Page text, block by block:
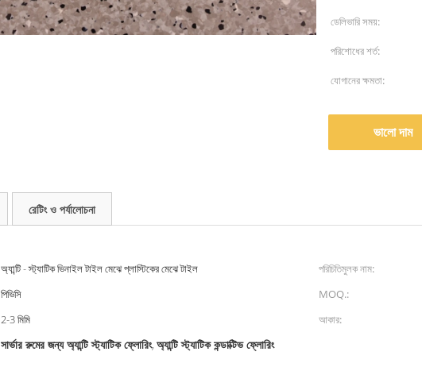
ডেলিভারি সময়:
পরিশোধের শর্ত:
যোগানের ক্ষমতা:
ভালো দাম
রেটিং ও পর্যালোচনা
অ্যান্টি - স্ট্যাটিক ভিনাইল টাইল মেঝে প্লাস্টিকের মেঝে টাইল পরিচিতিমুলক নাম:
পিভিসি MOQ.:
2-3 মিমি আকার:
সার্ভার রুমের জন্য অ্যান্টি স্ট্যাটিক ফ্লোরিং, অ্যান্টি স্ট্যাটিক কন্ডাক্টিভ ফ্লোরিং